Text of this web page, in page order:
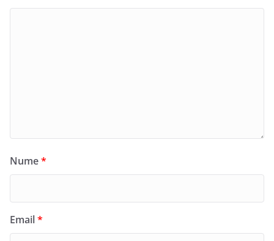
Nume*
Email*